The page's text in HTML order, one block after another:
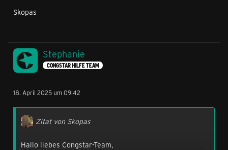
Skopas
Stephanie
CONGSTAR HILFE TEAM
18. April 2025 um 09:42
Zitat von Skopas
Hallo liebes Congstar-Team,